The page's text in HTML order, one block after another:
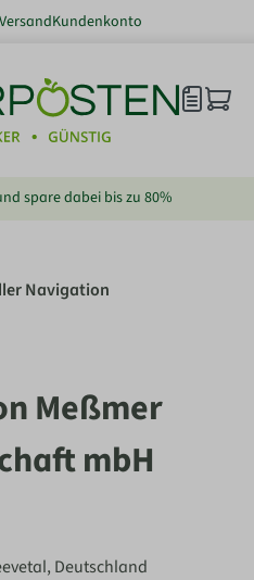
Kundenkonto
spare dabei bis zu 80%
Navigation
Meßmer
mbH
Deutschland